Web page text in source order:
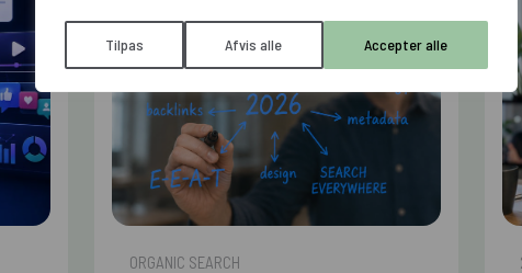
Tilpas Afvis alle Accepter alle
ORGANIC SEARCH